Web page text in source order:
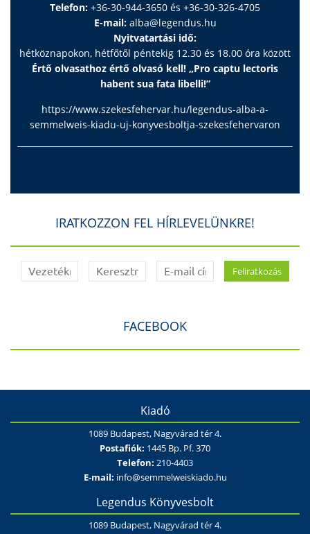
Telefon: +36-30-944-3650 és +36-30-326-4705
E-mail: alba@legendus.hu
Nyitvatartási idő:
hétköznapokon, hétfőtől péntekig 12.30 és 18.00 óra között
Értő olvasathoz értő olvasó kell! „Pro captu lectoris
habent sua fata libelli!”
https://www.szekesfehervar.hu/legendus-alba-a-
semmelweis-kiadu-uj-konyvesboltja-szekesfehervaron
IRATKOZZON FEL HÍRLEVELÜNKRE!
FACEBOOK
Kiadó
1089 Budapest, Nagyvárad tér 4.
Postafiók: 1445 Bp. Pf. 370
Telefon: 210-4403
E-mail: info@semmelweiskiado.hu
Legendus Könyvesbolt
1089 Budapest, Nagyvárad tér 4.